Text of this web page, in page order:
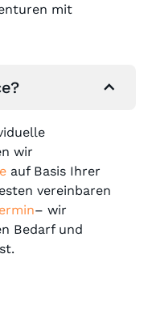
mit
wir
auf Basis Ihrer
vereinbaren
– wir
Bedarf und